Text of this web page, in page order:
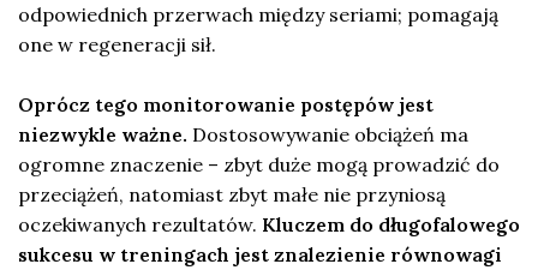
odpowiednich przerwach między seriami; pomagają
one w regeneracji sił.
Oprócz tego monitorowanie postępów jest
niezwykle ważne. Dostosowywanie obciążeń ma
ogromne znaczenie – zbyt duże mogą prowadzić do
przeciążeń, natomiast zbyt małe nie przyniosą
oczekiwanych rezultatów. Kluczem do długofalowego
sukcesu w treningach jest znalezienie równowagi